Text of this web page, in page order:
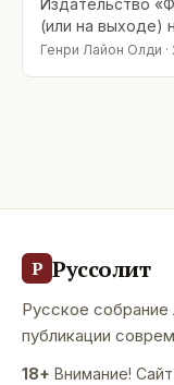
Издательство
(или на выходе)
четвертая в
Генри Лайон Олди ·
Р Руссолит
Русское собрание
публикации
18+ Внимание!